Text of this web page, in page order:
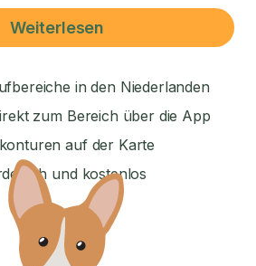
Weiterlesen
in den Niederlanden
zum Bereich über die App
auf der Karte
und kostenlos